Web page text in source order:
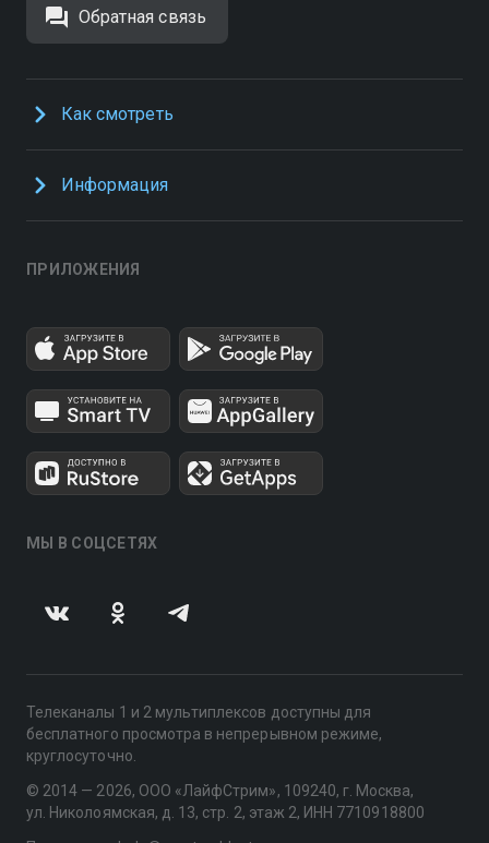
Обратная связь
Как смотреть
Информация
ПРИЛОЖЕНИЯ
МЫ В СОЦСЕТЯХ
Телеканалы 1 и 2 мультиплексов доступны для
бесплатного просмотра в непрерывном режиме,
круглосуточно.
© 2014 — 2026, ООО «ЛайфСтрим», 109240, г. Москва,
ул. Николоямская, д. 13, стр. 2, этаж 2, ИНН 7710918800